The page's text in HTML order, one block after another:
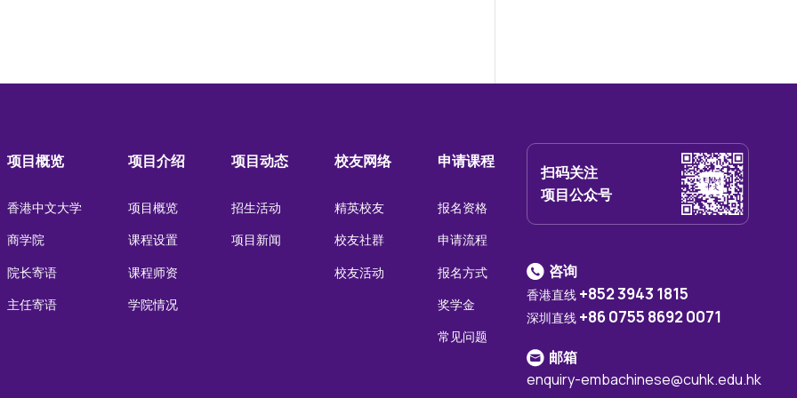
项目概览
香港中文大学
商学院
院长寄语
主任寄语
项目介绍
项目概览
课程设置
课程师资
学院情况
项目动态
招生活动
项目新闻
校友网络
精英校友
校友社群
校友活动
申请课程
报名资格
申请流程
报名方式
奖学金
常见问题
扫码关注
项目公众号
咨询
香港直线 +852 3943 1815
深圳直线 +86 0755 8692 0071
邮箱
enquiry-embachinese@cuhk.edu.hk